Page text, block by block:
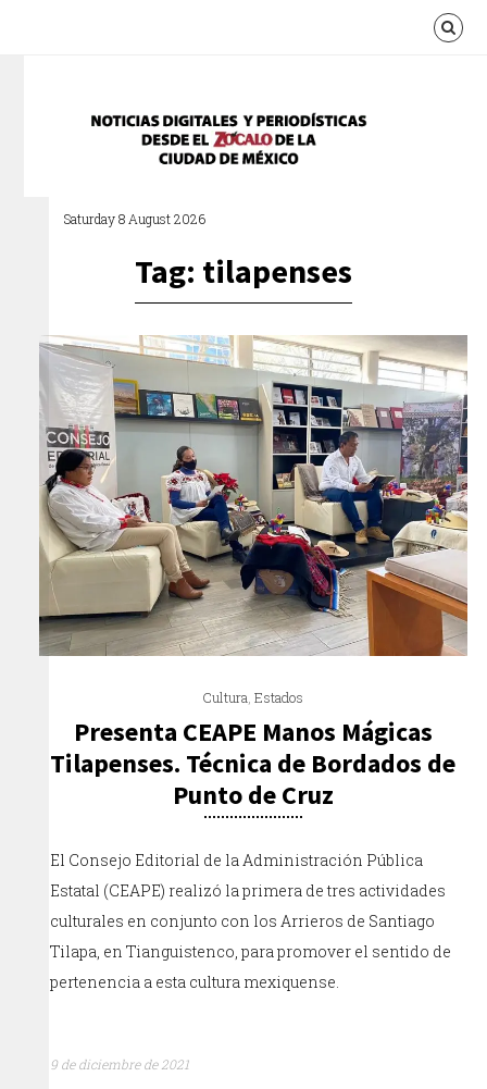
Saturday 8 August 2026
Tag: tilapenses
Cultura,Estados
Presenta CEAPE Manos Mágicas
Tilapenses. Técnica de Bordados de
Punto de Cruz
El Consejo Editorial de la Administración Pública
Estatal (CEAPE) realizó la primera de tres actividades
culturales en conjunto con los Arrieros de Santiago
Tilapa, en Tianguistenco, para promover el sentido de
pertenencia a esta cultura mexiquense.
9 de diciembre de 2021